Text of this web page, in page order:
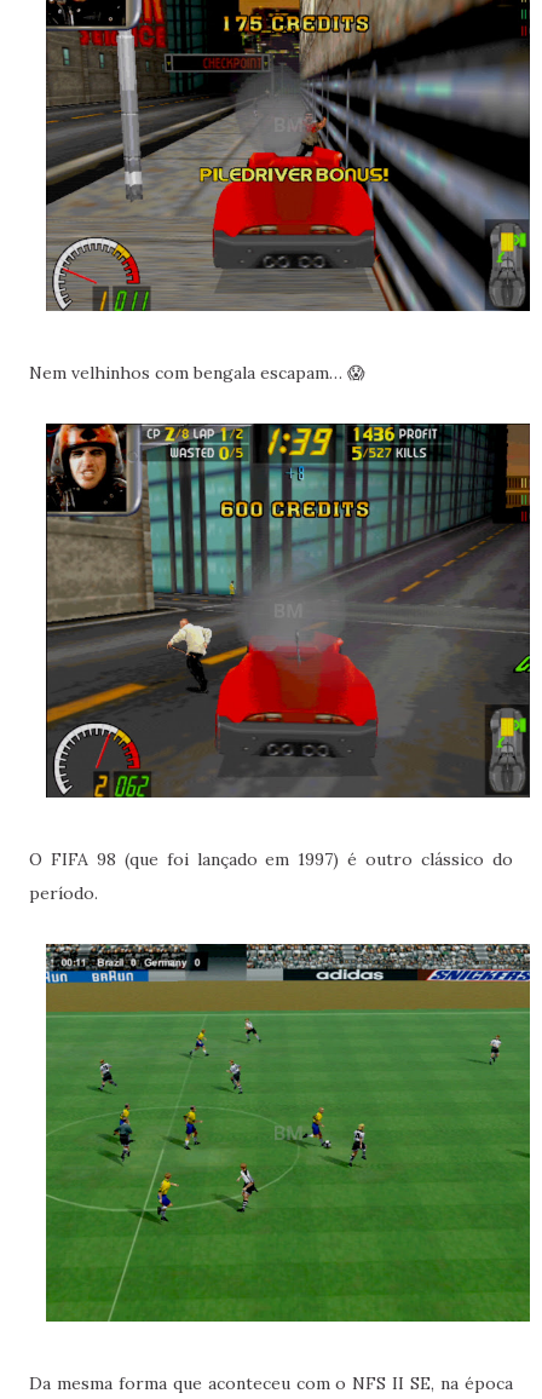
Nem velhinhos com bengala escapam… 😱
O FIFA 98 (que foi lançado em 1997) é outro clássico do
período.
Da mesma forma que aconteceu com o NFS II SE, na época